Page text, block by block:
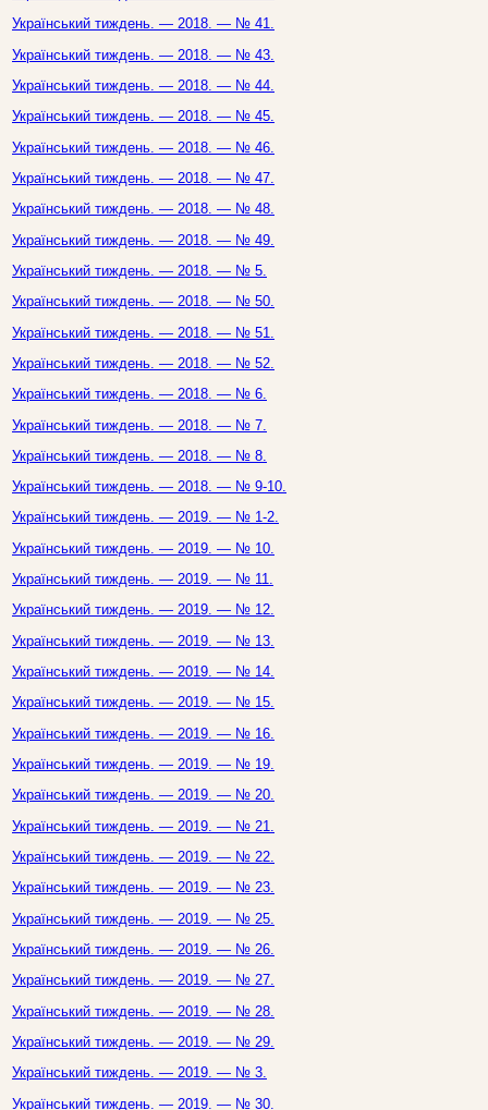
Український тиждень. — 2018. — № 41.
Український тиждень. — 2018. — № 43.
Український тиждень. — 2018. — № 44.
Український тиждень. — 2018. — № 45.
Український тиждень. — 2018. — № 46.
Український тиждень. — 2018. — № 47.
Український тиждень. — 2018. — № 48.
Український тиждень. — 2018. — № 49.
Український тиждень. — 2018. — № 5.
Український тиждень. — 2018. — № 50.
Український тиждень. — 2018. — № 51.
Український тиждень. — 2018. — № 52.
Український тиждень. — 2018. — № 6.
Український тиждень. — 2018. — № 7.
Український тиждень. — 2018. — № 8.
Український тиждень. — 2018. — № 9-10.
Український тиждень. — 2019. — № 1-2.
Український тиждень. — 2019. — № 10.
Український тиждень. — 2019. — № 11.
Український тиждень. — 2019. — № 12.
Український тиждень. — 2019. — № 13.
Український тиждень. — 2019. — № 14.
Український тиждень. — 2019. — № 15.
Український тиждень. — 2019. — № 16.
Український тиждень. — 2019. — № 19.
Український тиждень. — 2019. — № 20.
Український тиждень. — 2019. — № 21.
Український тиждень. — 2019. — № 22.
Український тиждень. — 2019. — № 23.
Український тиждень. — 2019. — № 25.
Український тиждень. — 2019. — № 26.
Український тиждень. — 2019. — № 27.
Український тиждень. — 2019. — № 28.
Український тиждень. — 2019. — № 29.
Український тиждень. — 2019. — № 3.
Український тиждень. — 2019. — № 30.